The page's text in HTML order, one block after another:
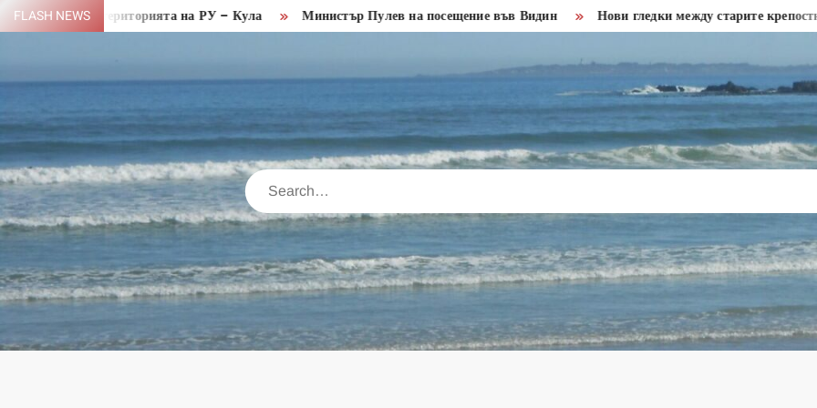
Skip
to
FLASH NEWSна РУ – Кула Министър Пулев на посещение във Видин Нови гледки между старите крепостни стени във
Search